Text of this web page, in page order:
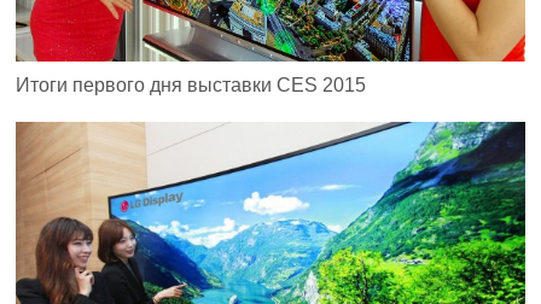
Итоги первого дня выставки CES 2015